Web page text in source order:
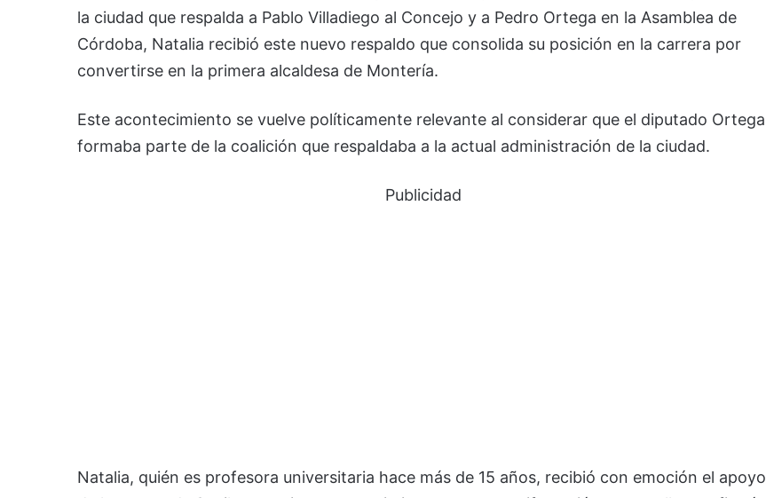
la ciudad que respalda a Pablo Villadiego al Concejo y a Pedro Ortega en la Asamblea de
Córdoba, Natalia recibió este nuevo respaldo que consolida su posición en la carrera por
convertirse en la primera alcaldesa de Montería.
Este acontecimiento se vuelve políticamente relevante al considerar que el diputado Ortega
formaba parte de la coalición que respaldaba a la actual administración de la ciudad.
Publicidad
Natalia, quién es profesora universitaria hace más de 15 años, recibió con emoción el apoyo